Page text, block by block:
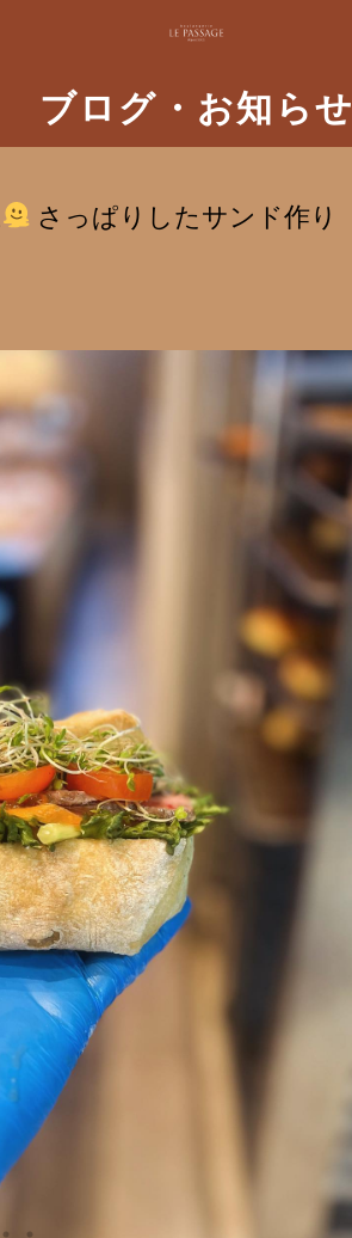
ブログ・お知らせ
さっぱりしたサンド作り